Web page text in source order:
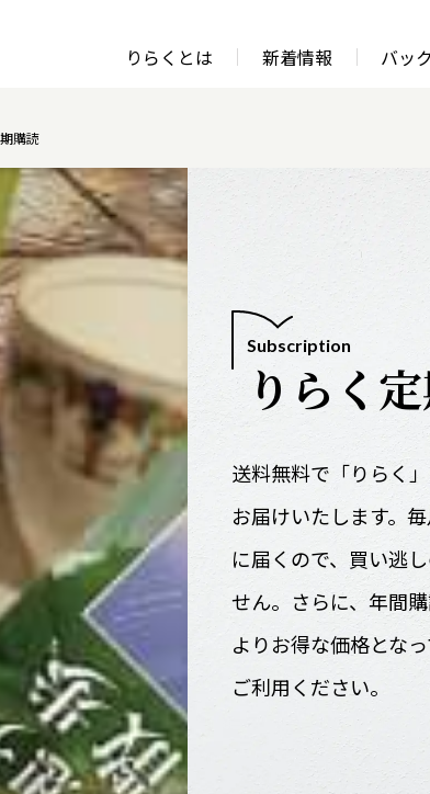
りらくとは 新着情報 バッ
購読
Subscription
りらく
送料無料で「りらく
お届けいたします。
に届くので、買い逃
せん。さらに、年間
よりお得な価格とな
ご利用ください。